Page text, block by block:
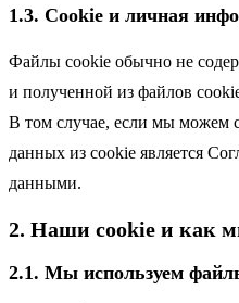
1.3. Cookie и личная
Файлы cookie обычно не
и полученной из файлов
В том случае, если мы можем
данных из cookie является
данными.
2. Наши cookie и как
2.1. Мы используем